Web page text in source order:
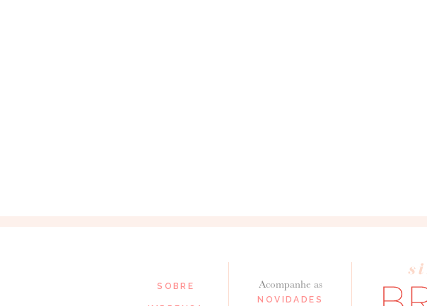
SOBRE Acompanhe as
NOVIDADES